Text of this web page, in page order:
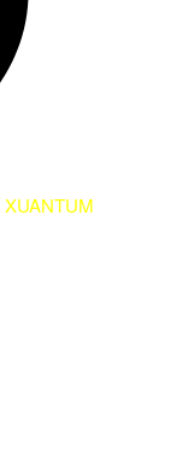
XUANTUM